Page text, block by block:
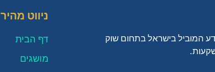
המוביל בישראל בתחום שוק
ניווט מהיר
דף הבית
מושגים